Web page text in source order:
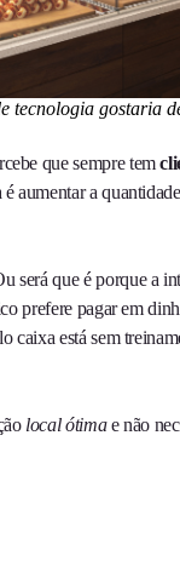
tecnologia gostaria
que sempre tem
aumentar a
será que é porque a
prefere pagar em
caixa está sem
local ótimae não